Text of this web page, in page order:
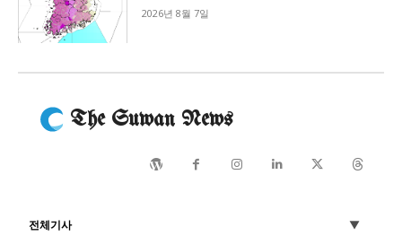
2026년 8월 7일
The Suwan News
전체기사